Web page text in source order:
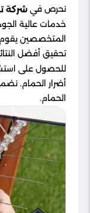
نحرص في شركة
خدمات عالية
المتخصصين يقوم
تحقيق أفضل
للحصول على
أضرار الحمام.
الحمام.